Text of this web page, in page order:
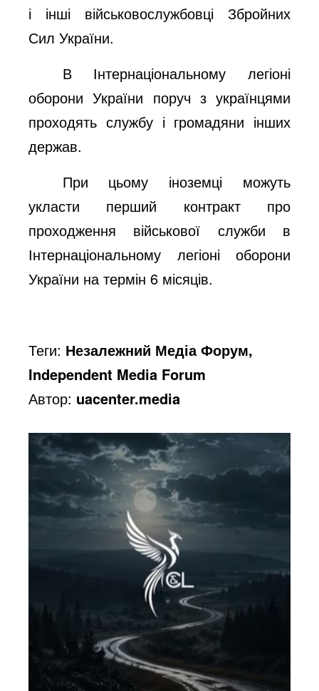
і інші військовослужбовці Збройних
Сил України.
В Інтернаціональному легіоні
оборони України поруч з українцями
проходять службу і громадяни інших
держав.
При цьому іноземці можуть
укласти перший контракт про
проходження військової служби в
Інтернаціональному легіоні оборони
України на термін 6 місяців.
Теги: Незалежний Медіа Форум,
Independent Media Forum
Автор: uacenter.media